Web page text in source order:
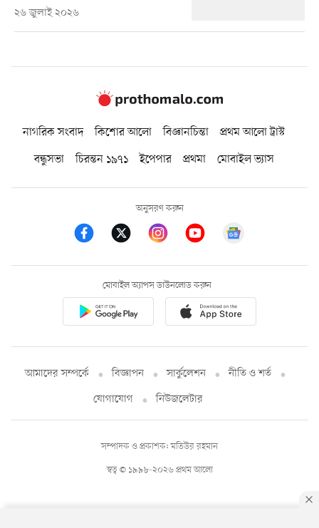
২৬ জুলাই ২০২৬
নাগরিক সংবাদ কিশোর আলো বিজ্ঞানচিন্তা
প্রথম আলো ট্রাস্ট
বন্ধুসভা
চিরন্তন ১৯৭১ ইপেপার প্রথমা মোবাইল ভ্যাস
অনুসরণ করুন
মোবাইল অ্যাপস ডাউনলোড করুন
আমাদের সম্পর্কে বিজ্ঞাপন সার্কুলেশন
নীতি ও শর্ত
যোগাযোগ
নিউজলেটার
স্বত্ব © ১৯৯৮-২০২৬ প্রথম আলো
সম্পাদক ও প্রকাশক: মতিউর রহমান